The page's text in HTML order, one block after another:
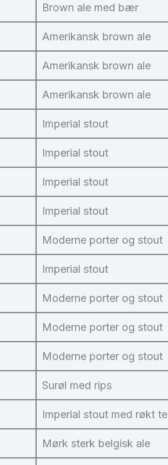
Brown ale med bær
Amerikansk brown ale
Amerikansk brown ale
Amerikansk brown ale
Imperial stout
Imperial stout
Imperial stout
Imperial stout
Moderne porter og stout
Imperial stout
Moderne porter og stout
Moderne porter og stout
Moderne porter og stout
Surøl med rips
Imperial stout med røkt te
Mørk sterk belgisk ale